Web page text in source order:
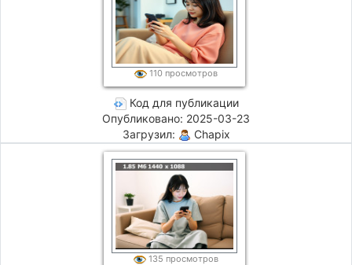
110 просмотров
Код для публикации
Опубликовано: 2025-03-23
Загрузил:
Chapix
135 просмотров